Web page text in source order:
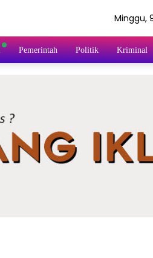
Minggu,
Pemerintah Politik Kriminal